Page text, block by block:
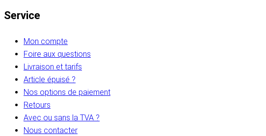
Service
Mon compte
Foire aux questions
Livraison et tarifs
Article épuisé ?
Nos options de paiement
Retours
Avec ou sans la TVA ?
Nous contacter